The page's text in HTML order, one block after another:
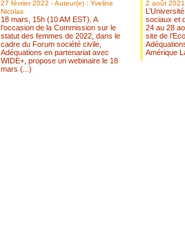
27 février 2022 - Auteur(e) : Yveline
Nicolas
18 mars, 15h (10 AM EST). A
l’occasion de la Commission sur le
statut des femmes de 2022, dans le
cadre du Forum société civile,
Adéquations en partenariat avec
WIDE+, propose un webinaire le 18
mars (...)
2 août
sociaux et
24 au 28
site de
Amérique